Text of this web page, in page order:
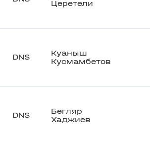
Церетели
DNS
Куаныш
Кусмамбетов
DNS
Бегляр
Хаджиев